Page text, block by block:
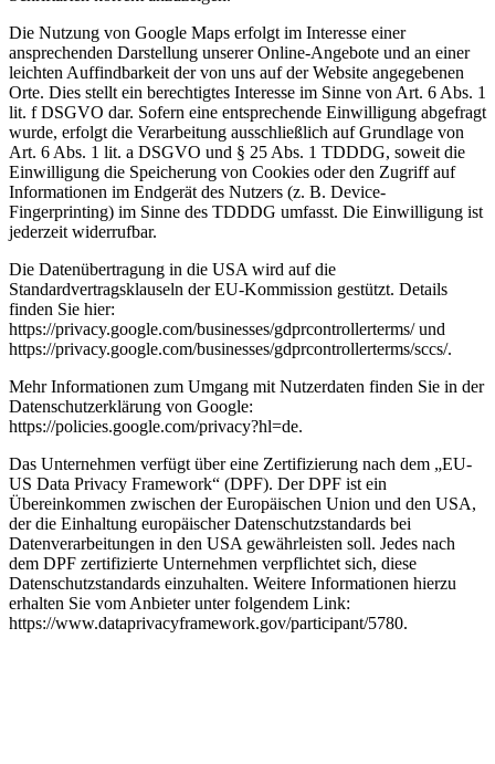
Die Nutzung von Google Maps erfolgt im Interesse einer
ansprechenden Darstellung unserer Online-Angebote und an einer
leichten Auffindbarkeit der von uns auf der Website angegebenen
Orte. Dies stellt ein berechtigtes Interesse im Sinne von Art. 6 Abs. 1
lit. f DSGVO dar. Sofern eine entsprechende Einwilligung abgefragt
wurde, erfolgt die Verarbeitung ausschließlich auf Grundlage von
Art. 6 Abs. 1 lit. a DSGVO und § 25 Abs. 1 TDDDG, soweit die
Einwilligung die Speicherung von Cookies oder den Zugriff auf
Informationen im Endgerät des Nutzers (z. B. Device-
Fingerprinting) im Sinne des TDDDG umfasst. Die Einwilligung ist
jederzeit widerrufbar.
Die Datenübertragung in die USA wird auf die
Standardvertragsklauseln der EU-Kommission gestützt. Details
finden Sie hier:
https://privacy.google.com/businesses/gdprcontrollerterms/ und
https://privacy.google.com/businesses/gdprcontrollerterms/sccs/.
Mehr Informationen zum Umgang mit Nutzerdaten finden Sie in der
Datenschutzerklärung von Google:
https://policies.google.com/privacy?hl=de.
Das Unternehmen verfügt über eine Zertifizierung nach dem „EU-
US Data Privacy Framework“ (DPF). Der DPF ist ein
Übereinkommen zwischen der Europäischen Union und den USA,
der die Einhaltung europäischer Datenschutzstandards bei
Datenverarbeitungen in den USA gewährleisten soll. Jedes nach
dem DPF zertifizierte Unternehmen verpflichtet sich, diese
Datenschutzstandards einzuhalten. Weitere Informationen hierzu
erhalten Sie vom Anbieter unter folgendem Link:
https://www.dataprivacyframework.gov/participant/5780.